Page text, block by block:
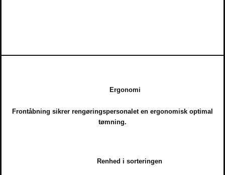
Ergonomi
Frontåbning sikrer rengøringspersonalet en ergonomisk optimal
tømning.
Renhed i sorteringen